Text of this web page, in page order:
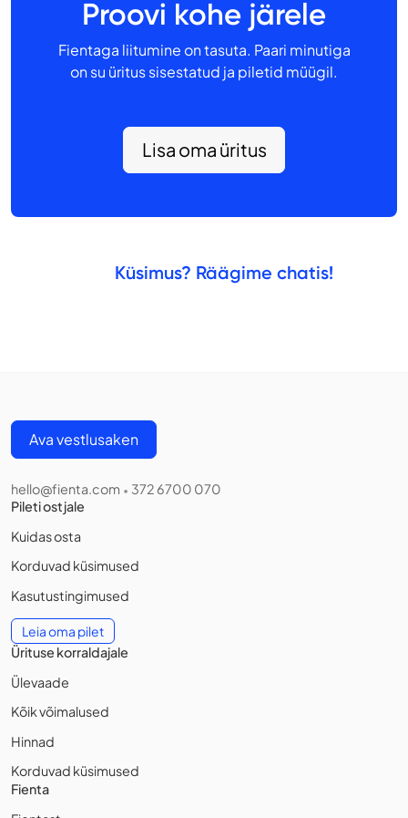
Proovi kohe järele
Fientaga liitumine on tasuta. Paari minutiga
on su üritus sisestatud ja piletid müügil.
Lisa oma üritus
Küsimus? Räägime chatis!
Ava vestlusaken
hello@fienta.com • 372 6700 070
Pileti ostjale
Kuidas osta
Korduvad küsimused
Kasutustingimused
Leia oma pilet
Ürituse korraldajale
Ülevaade
Kõik võimalused
Hinnad
Korduvad küsimused
Fienta